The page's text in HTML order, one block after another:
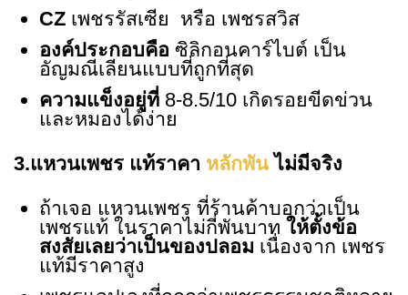
CZ เพชรรัสเซีย หรือ เพชรสวิส
องค์ประกอบคือ ซิลิกอนคาร์ไบต์ เป็น
อัญมณีเลียนแบบที่ถูกที่สุด
ความแข็งอยู่ที่ 8-8.5/10 เกิดรอยขีดข่วน
และหมองได้ง่าย
3.แหวนเพชร แท้ราคา หลักพันไม่มีจริง
ถ้าเจอ แหวนเพชร ที่ร้านค้าบอกว่าเป็น
เพชรแท้ ในราคาไม่กี่พันบาท ให้ตั้งข้อ
สงสัยเลยว่าเป็นของปลอม เนื่องจาก เพชร
แท้มีราคาสูง